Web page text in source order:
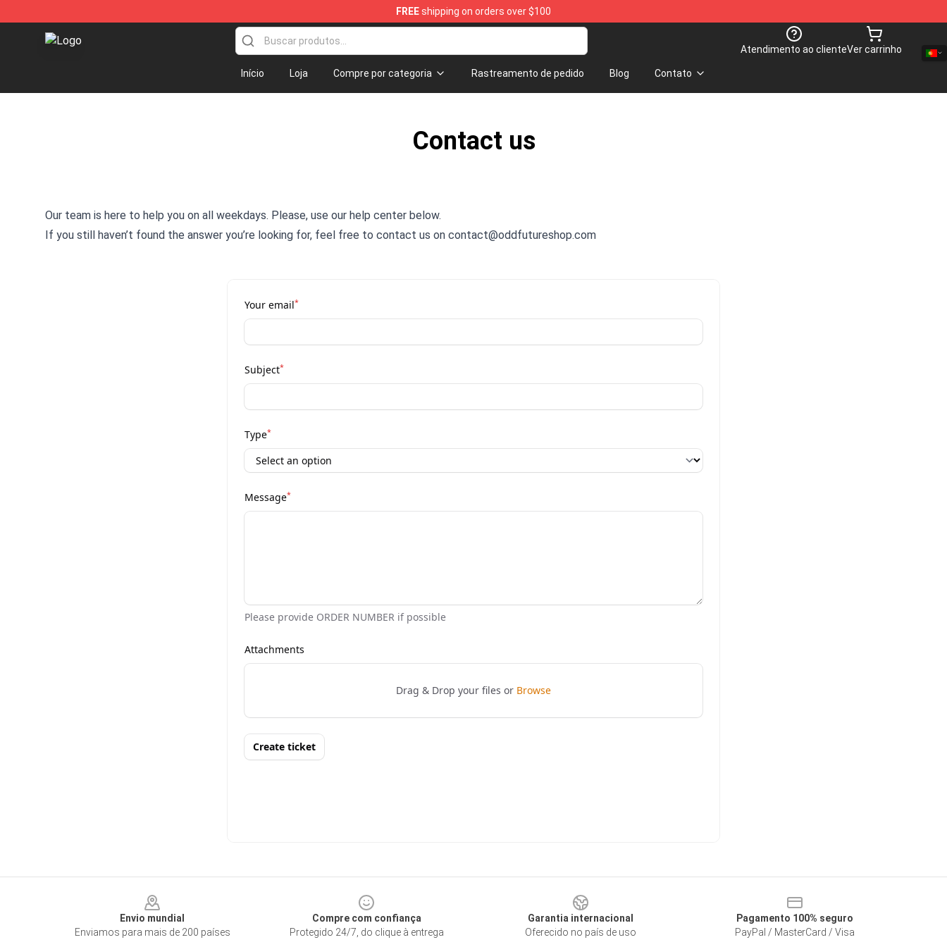
FREEshipping on orders over $100
Odd Future Shop - Official Odd Future Merchandise Store
Atendimento ao clienteVer carrinho
Início Loja Compre por categoria Rastreamento de pedido Blog Contato
Contact us
Our team is here to help you on all weekdays. Please, use our help center below.
If you still haven’t found the answer you’re looking for, feel free to contact us on contact@oddfutureshop.com
Envio mundial
Enviamos para mais de 200 países
Compre com confiança
Protegido 24/7, do clique à entrega
Garantia internacional
Oferecido no país de uso
Pagamento 100% seguro
PayPal / MasterCard / Visa